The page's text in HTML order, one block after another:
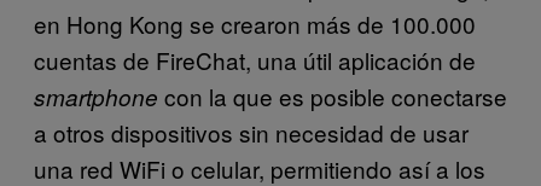
en Hong Kong se crearon más de 100.000
cuentas de FireChat, una útil aplicación de
smartphone con la que es posible conectarse
a otros dispositivos sin necesidad de usar
una red WiFi o celular, permitiendo así a los